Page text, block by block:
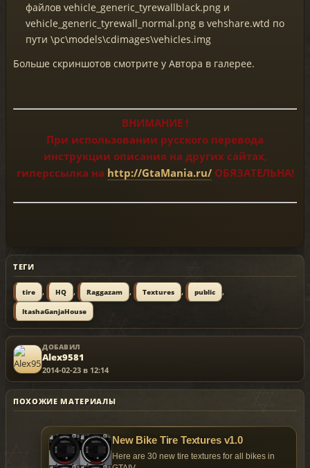
файлов vehicle_generic_tyrewallblack.png и
vehicle_generic_tyrewall_normal.png в vehshare.wtd по
пути \pc\models\cdimages\vehicles.img
Больше скриншотов смотрите у Автора в галерее.
ВНИМАНИЕ !
При использовании русского перевода
инструкции описания на других сайтах,
гиперссылка на http://GtaMania.ru/ОБЯЗАТЕЛЬНА!
ТЕГИ
tire , HQ , Raggazam , Textures , public ,
ItashaGanjaHouse
ДОБАВИЛ
Alex9581
2014-02-23 в 12:14
ПОХОЖИЕ МАТЕРИАЛЫ
New Bike Tire Textures v1.0
Here are 30 new tire textures for all bikes in